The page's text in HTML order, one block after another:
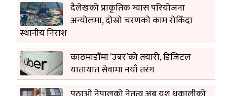
दैलेखको प्राकृतिक ग्यास परियोजना
अन्योलमा, दोस्रो चरणको काम रोकिँदा
स्थानीय निराश
काठमाडौंमा ‘उबर’को तयारी, डिजिटल
यातायात सेवामा नयाँ तरंग